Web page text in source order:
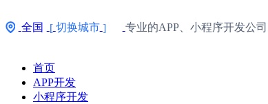
全国 [ 切换城市 ] 专业的APP、小程序开发公
首页
APP开发
小程序开发